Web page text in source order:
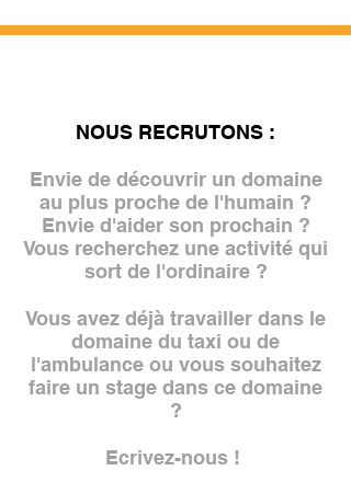
NOUS RECRUTONS :
Envie de découvrir un domaine
au plus proche de l'humain ?
Envie d'aider son prochain ?
Vous recherchez une activité qui
sort de l'ordinaire ?
Vous avez déjà travailler dans le
domaine du taxi ou de
l'ambulance ou vous souhaitez
faire un stage dans ce domaine
?
Ecrivez-nous !